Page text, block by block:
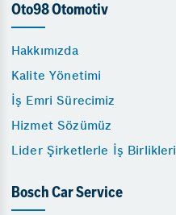
Oto98 Otomotiv
Hakkımızda
Kalite Yönetimi
İş Emri Sürecimiz
Hizmet Sözümüz
Lider Şirketlerle İş Birlikleri
Bosch Car Service